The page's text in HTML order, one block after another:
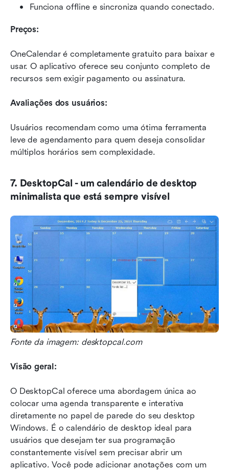
Funciona offline e sincroniza quando conectado.
Preços:
OneCalendar é completamente gratuito para baixar e
usar. O aplicativo oferece seu conjunto completo de
recursos sem exigir pagamento ou assinatura.
Avaliações dos usuários:
Usuários recomendam como uma ótima ferramenta
leve de agendamento para quem deseja consolidar
múltiplos horários sem complexidade.
7. DesktopCal - um calendário de desktop
minimalista que está sempre visível
Fonte da imagem: desktopcal.com
Visão geral:
O DesktopCal oferece uma abordagem única ao
colocar uma agenda transparente e interativa
diretamente no papel de parede do seu desktop
Windows. É o calendário de desktop ideal para
usuários que desejam ter sua programação
constantemente visível sem precisar abrir um
aplicativo. Você pode adicionar anotações com um